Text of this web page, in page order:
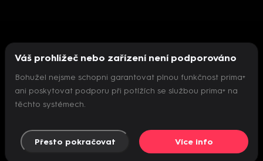
Nepodařilo se inicializovat přehrávač
Váš prohlížeč nebo zařízení není podporováno
Bohužel nejsme schopni garantovat plnou funkčnost prima+
ani poskytovat podporu při potížích se službou prima+ na
těchto systémech.
Přesto pokračovat Více info